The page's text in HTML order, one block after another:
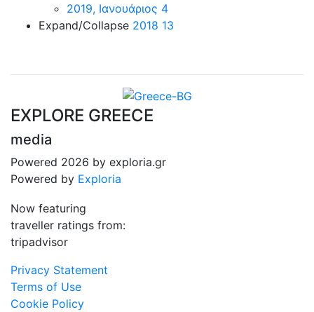
2019, Ιανουάριος 4
Expand/Collapse 2018 13
EXPLORE GREECE
media
Powered 2026 by exploria.gr
Powered by Exploria
Now featuring
traveller ratings from:
tripadvisor
Privacy Statement
Terms of Use
Cookie Policy